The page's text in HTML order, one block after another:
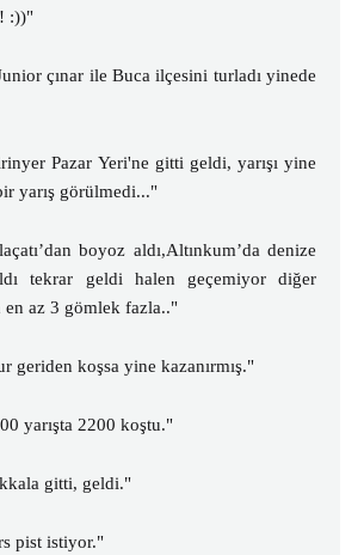
:))"
çınar ile Buca ilçesini turladı yinede
Pazar Yeri'ne gitti geldi, yarışı yine
yarış görülmedi..."
boyoz aldı,Altınkum’da denize
tekrar geldi halen geçemiyor diğer
en az 3 gömlek fazla.."
geriden koşsa yine kazanırmış."
yarışta 2200 koştu."
gitti, geldi."
pist istiyor."